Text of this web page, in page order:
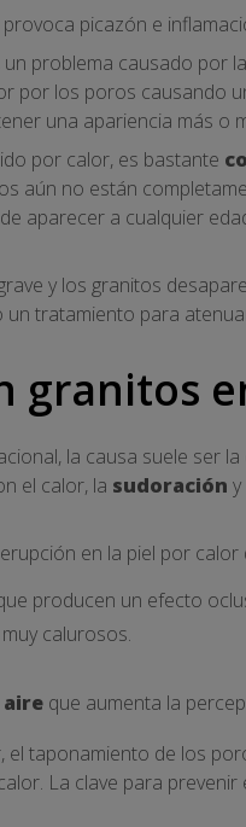
provoca picazón e
problema causado por la
por los poros causando
una apariencia más o
por calor, es bastante
aún no están
aparecer a cualquier
y los granitos
tratamiento para
granitos
la causa suele ser la
el calor, la sudoración
en la piel por calor
producen un efecto
calurosos.
aire que aumenta la
taponamiento de los
La clave para